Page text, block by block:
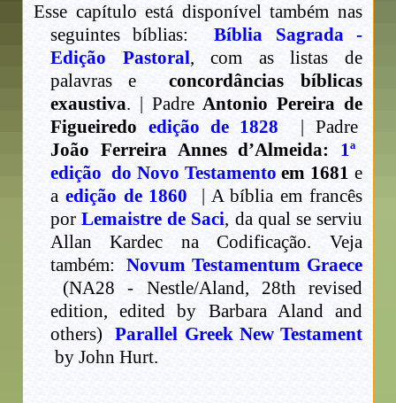
Esse capítulo está disponível também nas
seguintes bíblias:
Bíblia Sagrada -
Edição Pastoral, com as listas de
palavras e
concordâncias bíblicas
exaustiva. | PadreAntonio Pereira de
Figueiredo edição de 1828 | Padre
João Ferreira Annes d’Almeida: 1ª
edição do Novo Testamento em 1681 e
a edição de 1860 | A bíblia em francês
porLemaistre de Saci, da qual se serviu
Allan Kardec na Codificação. Veja
também:
Novum Testamentum Graece
(NA28 - Nestle/Aland, 28th revised
edition, edited by Barbara Aland and
others)
Parallel Greek New Testament
by John Hurt.